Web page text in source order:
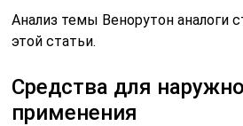
Анализ темы Венорутон аналоги
этой статьи.
Средства для
применения